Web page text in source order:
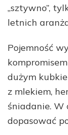
„sztywno”,
letnich
Pojemność
dużym
z mlekiem,
śniadanie.
dopasować